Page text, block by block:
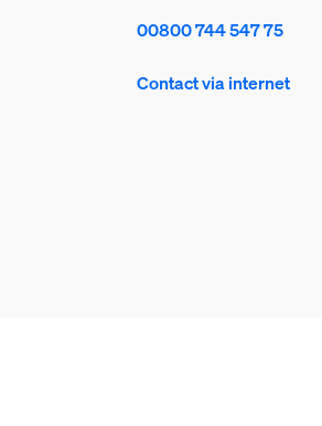
00800 744 547 75
Contact via internet